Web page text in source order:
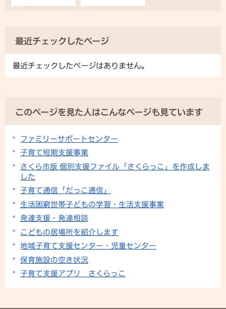
最近チェックしたページ
最近チェックしたページはありません。
このページを見た人はこんなページも見ています
ファミリーサポートセンター
子育て短期支援事業
さくら市版 個別支援ファイル「さくらっこ」を作成しま
した
子育て通信「だっこ通信」
生活困窮世帯子どもの学習・生活支援事業
発達支援・発達相談
こどもの居場所を紹介します
地域子育て支援センター・児童センター
保育施設の空き状況
子育て支援アプリ さくらっこ